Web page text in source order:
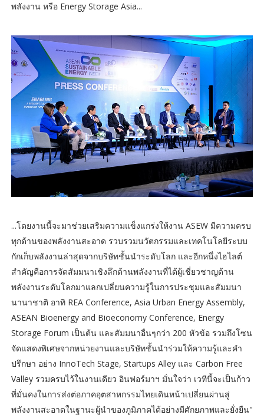
พลังงาน หรือ Energy Storage Asia...
...โดยงานนี้จะมาช่วยเสริมความแข็งแกร่งให้งาน ASEW มีความครบ
ทุกด้านของพลังงานสะอาด รวบรวมนวัตกรรมและเทคโนโลยีระบบ
กักเก็บพลังงานล่าสุดจากบริษัทชั้นนำระดับโลก และอีกหนึ่งไฮไลต์
สำคัญคือการจัดสัมมนาเชิงลึกด้านพลังงานที่ได้ผู้เชี่ยวชาญด้าน
พลังงานระดับโลกมาแลกเปลี่ยนความรู้ในการประชุมและสัมมนา
นานาชาติ อาทิ REA Conference, Asia Urban Energy Assembly,
ASEAN Bioenergy and Bioeconomy Conference, Energy
Storage Forum เป็นต้น และสัมมนาอื่นๆกว่า 200 หัวข้อ รวมถึงโซน
จัดแสดงพิเศษจากหน่วยงานและบริษัทชั้นนำร่วมให้ความรู้และคำ
ปรึกษา อย่าง InnoTech Stage, Startups Alley และ Carbon Free
Valley รวมครบไว้ในงานเดียว อินฟอร์มาฯ มั่นใจว่า เวทีนี้จะเป็นก้าว
ที่มั่นคงในการส่งต่อภาคอุตสาหกรรมไทยเดินหน้าเปลี่ยนผ่านสู่
พลังงานสะอาดในฐานะผู้นำของภูมิภาคได้อย่างมีศักยภาพและยั่งยืน"